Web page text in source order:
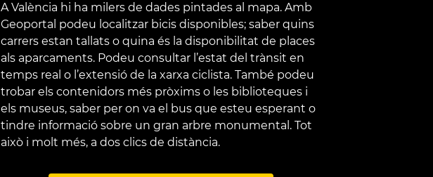
A València hi ha milers de dades pintades al mapa. Amb
Geoportal podeu localitzar bicis disponibles; saber quins
carrers estan tallats o quina és la disponibilitat de places
als aparcaments. Podeu consultar l’estat del trànsit en
temps real o l’extensió de la xarxa ciclista. També podeu
trobar els contenidors més pròxims o les biblioteques i
els museus, saber per on va el bus que esteu esperant o
tindre informació sobre un gran arbre monumental. Tot
això i molt més, a dos clics de distància.